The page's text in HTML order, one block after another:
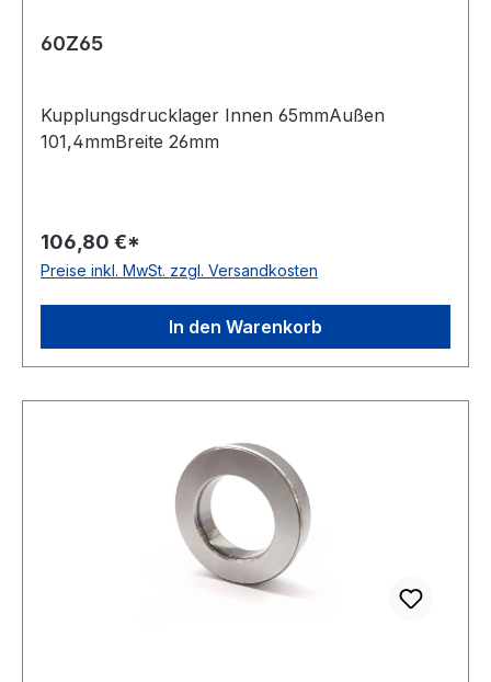
60Z65
Kupplungsdrucklager Innen 65mmAußen
101,4mmBreite 26mm
106,80 €*
Preise inkl. MwSt. zzgl. Versandkosten
In den Warenkorb